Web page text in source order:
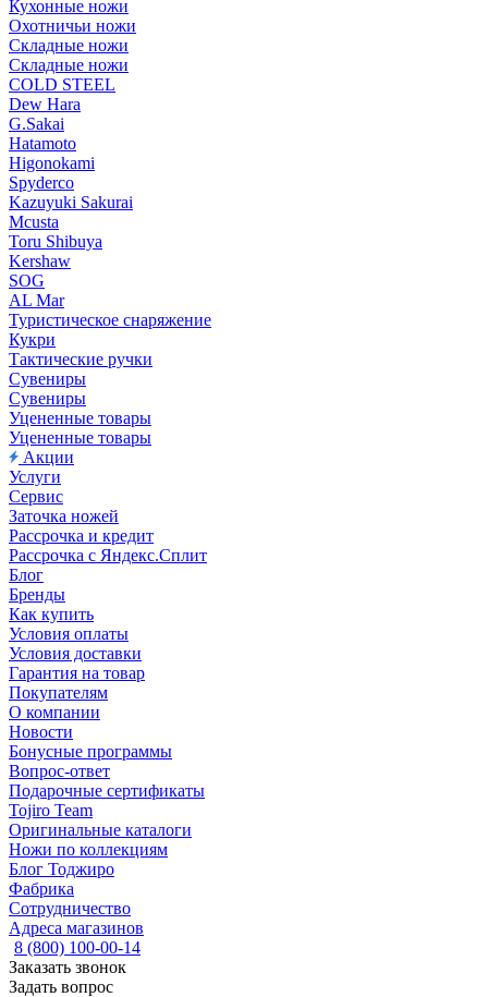
Кухонные ножи
Охотничьи ножи
Складные ножи
Складные ножи
COLD STEEL
Dew Hara
G.Sakai
Hatamoto
Higonokami
Spyderco
Kazuyuki Sakurai
Mcusta
Toru Shibuya
Kershaw
SOG
AL Mar
Туристическое снаряжение
Кукри
Тактические ручки
Сувениры
Сувениры
Уцененные товары
Уцененные товары
Акции
Услуги
Сервис
Заточка ножей
Рассрочка и кредит
Рассрочка с Яндекс.Сплит
Блог
Бренды
Как купить
Условия оплаты
Условия доставки
Гарантия на товар
Покупателям
О компании
Новости
Бонусные программы
Вопрос-ответ
Подарочные сертификаты
Tojiro Team
Оригинальные каталоги
Ножи по коллекциям
Блог Тоджиро
Фабрика
Сотрудничество
Адреса магазинов
8 (800) 100-00-14
Заказать звонок
Задать вопрос